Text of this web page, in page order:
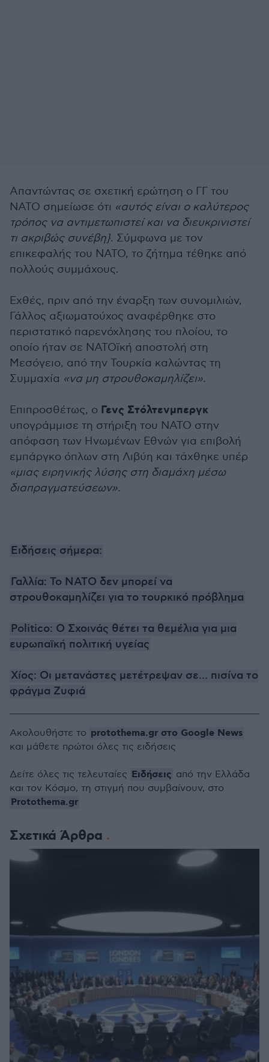
Απαντώντας σε σχετική ερώτηση ο ΓΓ του
ΝΑΤΟ σημείωσε ότι «αυτός είναι ο καλύτερος
τρόπος να αντιμετωπιστεί και να διευκρινιστεί
τι ακριβώς συνέβη}. Σύμφωνα με τον
επικεφαλής του ΝΑΤΟ, το ζήτημα τέθηκε από
πολλούς συμμάχους.
Εχθές, πριν από την έναρξη των συνομιλιών,
Γάλλος αξιωματούχος αναφέρθηκε στο
περιστατικό παρενόχλησης του πλοίου, το
οποίο ήταν σε ΝΑΤΟϊκή αποστολή στη
Μεσόγειο, από την Τουρκία καλώντας τη
Συμμαχία «να μη στρουθοκαμηλίζει».
Επιπροσθέτως, ο Γενς Στόλτενμπεργκ
υπογράμμισε τη στήριξη του ΝΑΤΟ στην
απόφαση των Ηνωμένων Εθνών για επιβολή
εμπάργκο όπλων στη Λιβύη και τάχθηκε υπέρ
«μιας ειρηνικής λύσης στη διαμάχη μέσω
διαπραγματεύσεων».
Ειδήσεις σήμερα:
Γαλλία: Το ΝΑΤΟ δεν μπορεί να
στρουθοκαμηλίζει για το τουρκικό πρόβλημα
Politico: Ο Σχοινάς θέτει τα θεμέλια για μια
ευρωπαϊκή πολιτική υγείας
Χίος: Οι μετανάστες μετέτρεψαν σε... πισίνα το
φράγμα Ζυφιά
Σχετικά Άρθρα
Ακολουθήστε το protothema.gr στο Google News
και μάθετε πρώτοι όλες τις ειδήσεις
Δείτε όλες τις τελευταίες Ειδήσεις από την Ελλάδα
και τον Κόσμο, τη στιγμή που συμβαίνουν, στο
Protothema.gr